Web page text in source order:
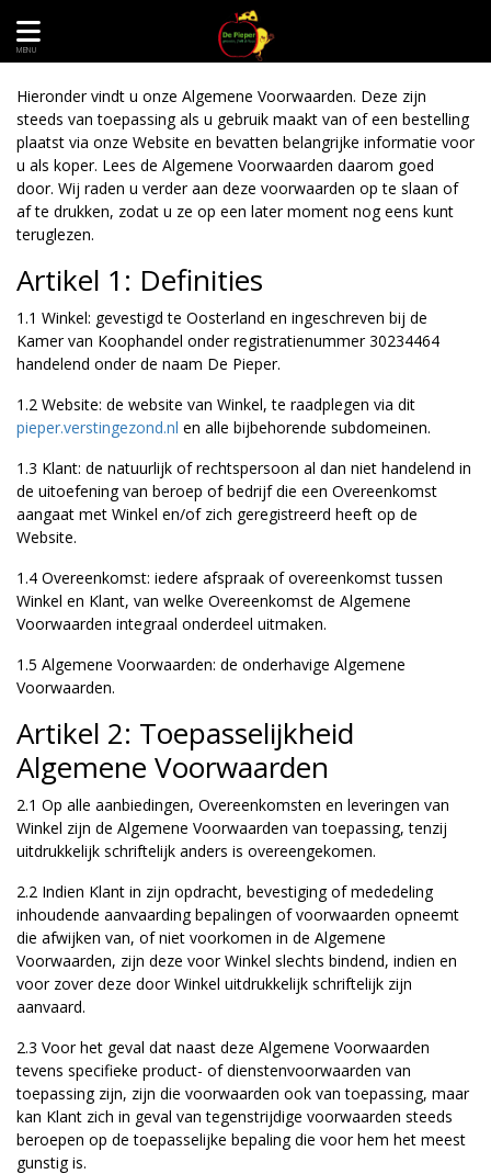
MENU
Hieronder vindt u onze Algemene Voorwaarden. Deze zijn
steeds van toepassing als u gebruik maakt van of een bestelling
plaatst via onze Website en bevatten belangrijke informatie voor
u als koper. Lees de Algemene Voorwaarden daarom goed
door. Wij raden u verder aan deze voorwaarden op te slaan of
af te drukken, zodat u ze op een later moment nog eens kunt
teruglezen.
Artikel 1: Definities
1.1 Winkel: gevestigd te Oosterland en ingeschreven bij de
Kamer van Koophandel onder registratienummer 30234464
handelend onder de naam De Pieper.
1.2 Website: de website van Winkel, te raadplegen via dit
pieper.verstingezond.nl en alle bijbehorende subdomeinen.
1.3 Klant: de natuurlijk of rechtspersoon al dan niet handelend in
de uitoefening van beroep of bedrijf die een Overeenkomst
aangaat met Winkel en/of zich geregistreerd heeft op de
Website.
1.4 Overeenkomst: iedere afspraak of overeenkomst tussen
Winkel en Klant, van welke Overeenkomst de Algemene
Voorwaarden integraal onderdeel uitmaken.
1.5 Algemene Voorwaarden: de onderhavige Algemene
Voorwaarden.
Artikel 2: Toepasselijkheid
Algemene Voorwaarden
2.1 Op alle aanbiedingen, Overeenkomsten en leveringen van
Winkel zijn de Algemene Voorwaarden van toepassing, tenzij
uitdrukkelijk schriftelijk anders is overeengekomen.
2.2 Indien Klant in zijn opdracht, bevestiging of mededeling
inhoudende aanvaarding bepalingen of voorwaarden opneemt
die afwijken van, of niet voorkomen in de Algemene
Voorwaarden, zijn deze voor Winkel slechts bindend, indien en
voor zover deze door Winkel uitdrukkelijk schriftelijk zijn
aanvaard.
2.3 Voor het geval dat naast deze Algemene Voorwaarden
tevens specifieke product- of dienstenvoorwaarden van
toepassing zijn, zijn die voorwaarden ook van toepassing, maar
kan Klant zich in geval van tegenstrijdige voorwaarden steeds
beroepen op de toepasselijke bepaling die voor hem het meest
gunstig is.